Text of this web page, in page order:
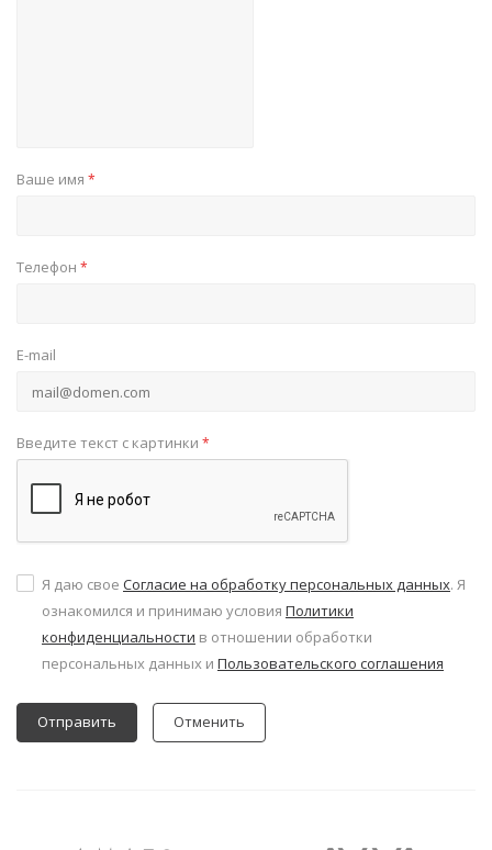
Ваше имя *
Телефон *
E-mail
Введите текст с картинки *
Я даю свое Согласие на обработку персональных данных. Я
ознакомился и принимаю условия Политики
конфиденциальности в отношении обработки
персональных данных и Пользовательского соглашения
Отменить